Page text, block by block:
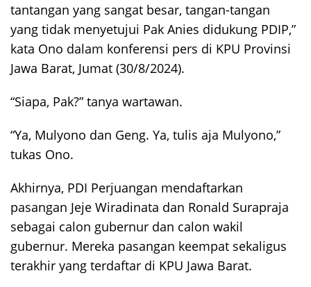
tantangan yang sangat besar, tangan-tangan
yang tidak menyetujui Pak Anies didukung PDIP,”
kata Ono dalam konferensi pers di KPU Provinsi
Jawa Barat, Jumat (30/8/2024).
“Siapa, Pak?” tanya wartawan.
“Ya, Mulyono dan Geng. Ya, tulis aja Mulyono,”
tukas Ono.
Akhirnya, PDI Perjuangan mendaftarkan
pasangan Jeje Wiradinata dan Ronald Surapraja
sebagai calon gubernur dan calon wakil
gubernur. Mereka pasangan keempat sekaligus
terakhir yang terdaftar di KPU Jawa Barat.